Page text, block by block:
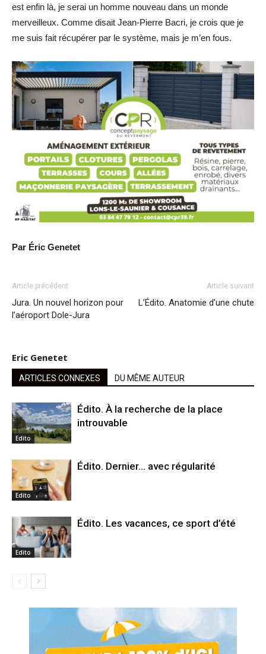
est enfin là, je serai un homme nouveau dans un monde
merveilleux. Comme disait Jean-Pierre Bacri, je crois que je
me suis fait récupérer par le système, mais je m’en fous.
Par Éric Genetet
Article précédent
Jura. Un nouvel horizon pour
l’aéroport Dole-Jura
Article suivant
L’Édito. Anatomie d’une chute
Eric Genetet
ARTICLES CONNEXES DU MÊME AUTEUR
Edito
Édito. À la recherche de la place
introuvable
Edito
Édito. Dernier… avec régularité
Edito
Édito. Les vacances, ce sport d’été